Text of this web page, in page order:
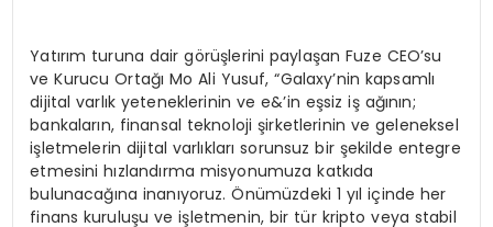
Yatırım turuna dair görüşlerini paylaşan Fuze CEO’su
ve Kurucu Ortağı Mo Ali Yusuf, “Galaxy’nin kapsamlı
dijital varlık yeteneklerinin ve e&’in eşsiz iş ağının;
bankaların, finansal teknoloji şirketlerinin ve geleneksel
işletmelerin dijital varlıkları sorunsuz bir şekilde entegre
etmesini hızlandırma misyonumuza katkıda
bulunacağına inanıyoruz. Önümüzdeki 1 yıl içinde her
finans kuruluşu ve işletmenin, bir tür kripto veya stabil